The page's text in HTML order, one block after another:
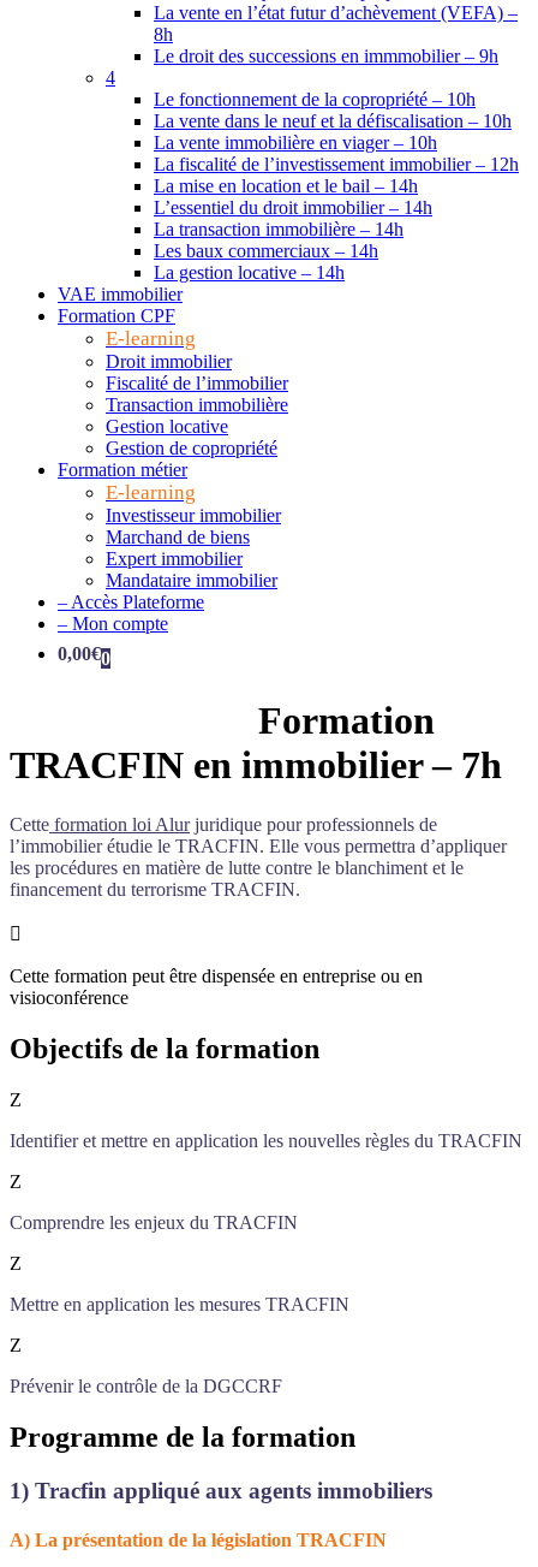
La vente en l’état futur d’achèvement (VEFA) –
8h
Le droit des successions en immmobilier – 9h
4
Le fonctionnement de la copropriété – 10h
La vente dans le neuf et la défiscalisation – 10h
La vente immobilière en viager – 10h
La fiscalité de l’investissement immobilier – 12h
La mise en location et le bail – 14h
L’essentiel du droit immobilier – 14h
La transaction immobilière – 14h
Les baux commerciaux – 14h
La gestion locative – 14h
VAE immobilier
Formation CPF
E-learning
Droit immobilier
Fiscalité de l’immobilier
Transaction immobilière
Gestion locative
Gestion de copropriété
Formation métier
E-learning
Investisseur immobilier
Marchand de biens
Expert immobilier
Mandataire immobilier
– Accès Plateforme
– Mon compte
0,00€0
Formation
TRACFIN en immobilier – 7h
Cette formation loi Alurjuridique pour professionnels de
l’immobilier étudie le TRACFIN. Elle vous permettra d’appliquer
les procédures en matière de lutte contre le blanchiment et le
financement du terrorisme TRACFIN.

Cette formation peut être dispensée en entreprise ou en
visioconférence
Objectifs de la formation
Z
Identifier et mettre en application les nouvelles règles du TRACFIN
Z
Comprendre les enjeux du TRACFIN
Z
Mettre en application les mesures TRACFIN
Z
Prévenir le contrôle de la DGCCRF
Programme de la formation
1) Tracfin appliqué aux agents immobiliers
A) La présentation de la législation TRACFIN